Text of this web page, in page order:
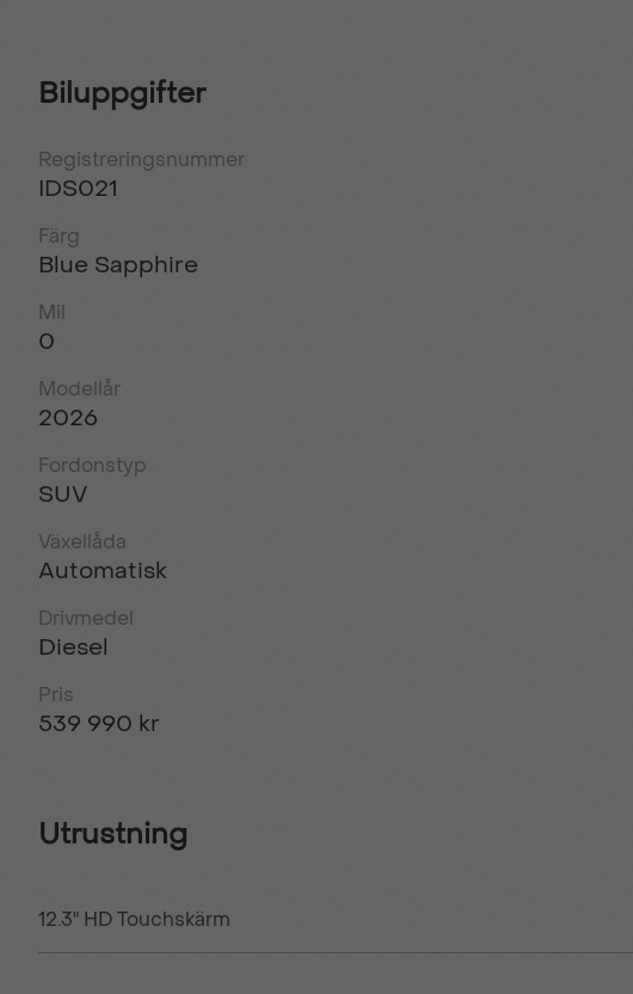
Biluppgifter
Registreringsnummer
IDS021
Färg
Blue Sapphire
Mil
0
Modellår
2026
Fordonstyp
SUV
Växellåda
Automatisk
Drivmedel
Diesel
Pris
539 990 kr
Utrustning
12.3" HD Touchskärm